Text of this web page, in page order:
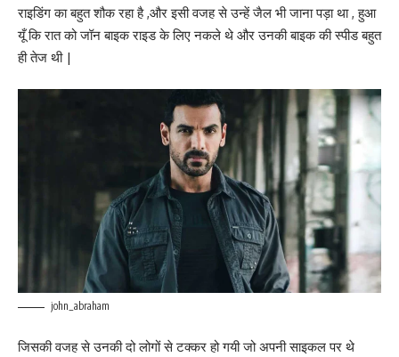
राइडिंग का बहुत शौक रहा है ,और इसी वजह से उन्हें जैल भी जाना पड़ा था , हुआ
यूँ कि रात को जॉन बाइक राइड के लिए नकले थे और उनकी बाइक की स्पीड बहुत
ही तेज थी |
john_abraham
जिसकी वजह से उनकी दो लोगों से टक्कर हो गयी जो अपनी साइकल पर थे